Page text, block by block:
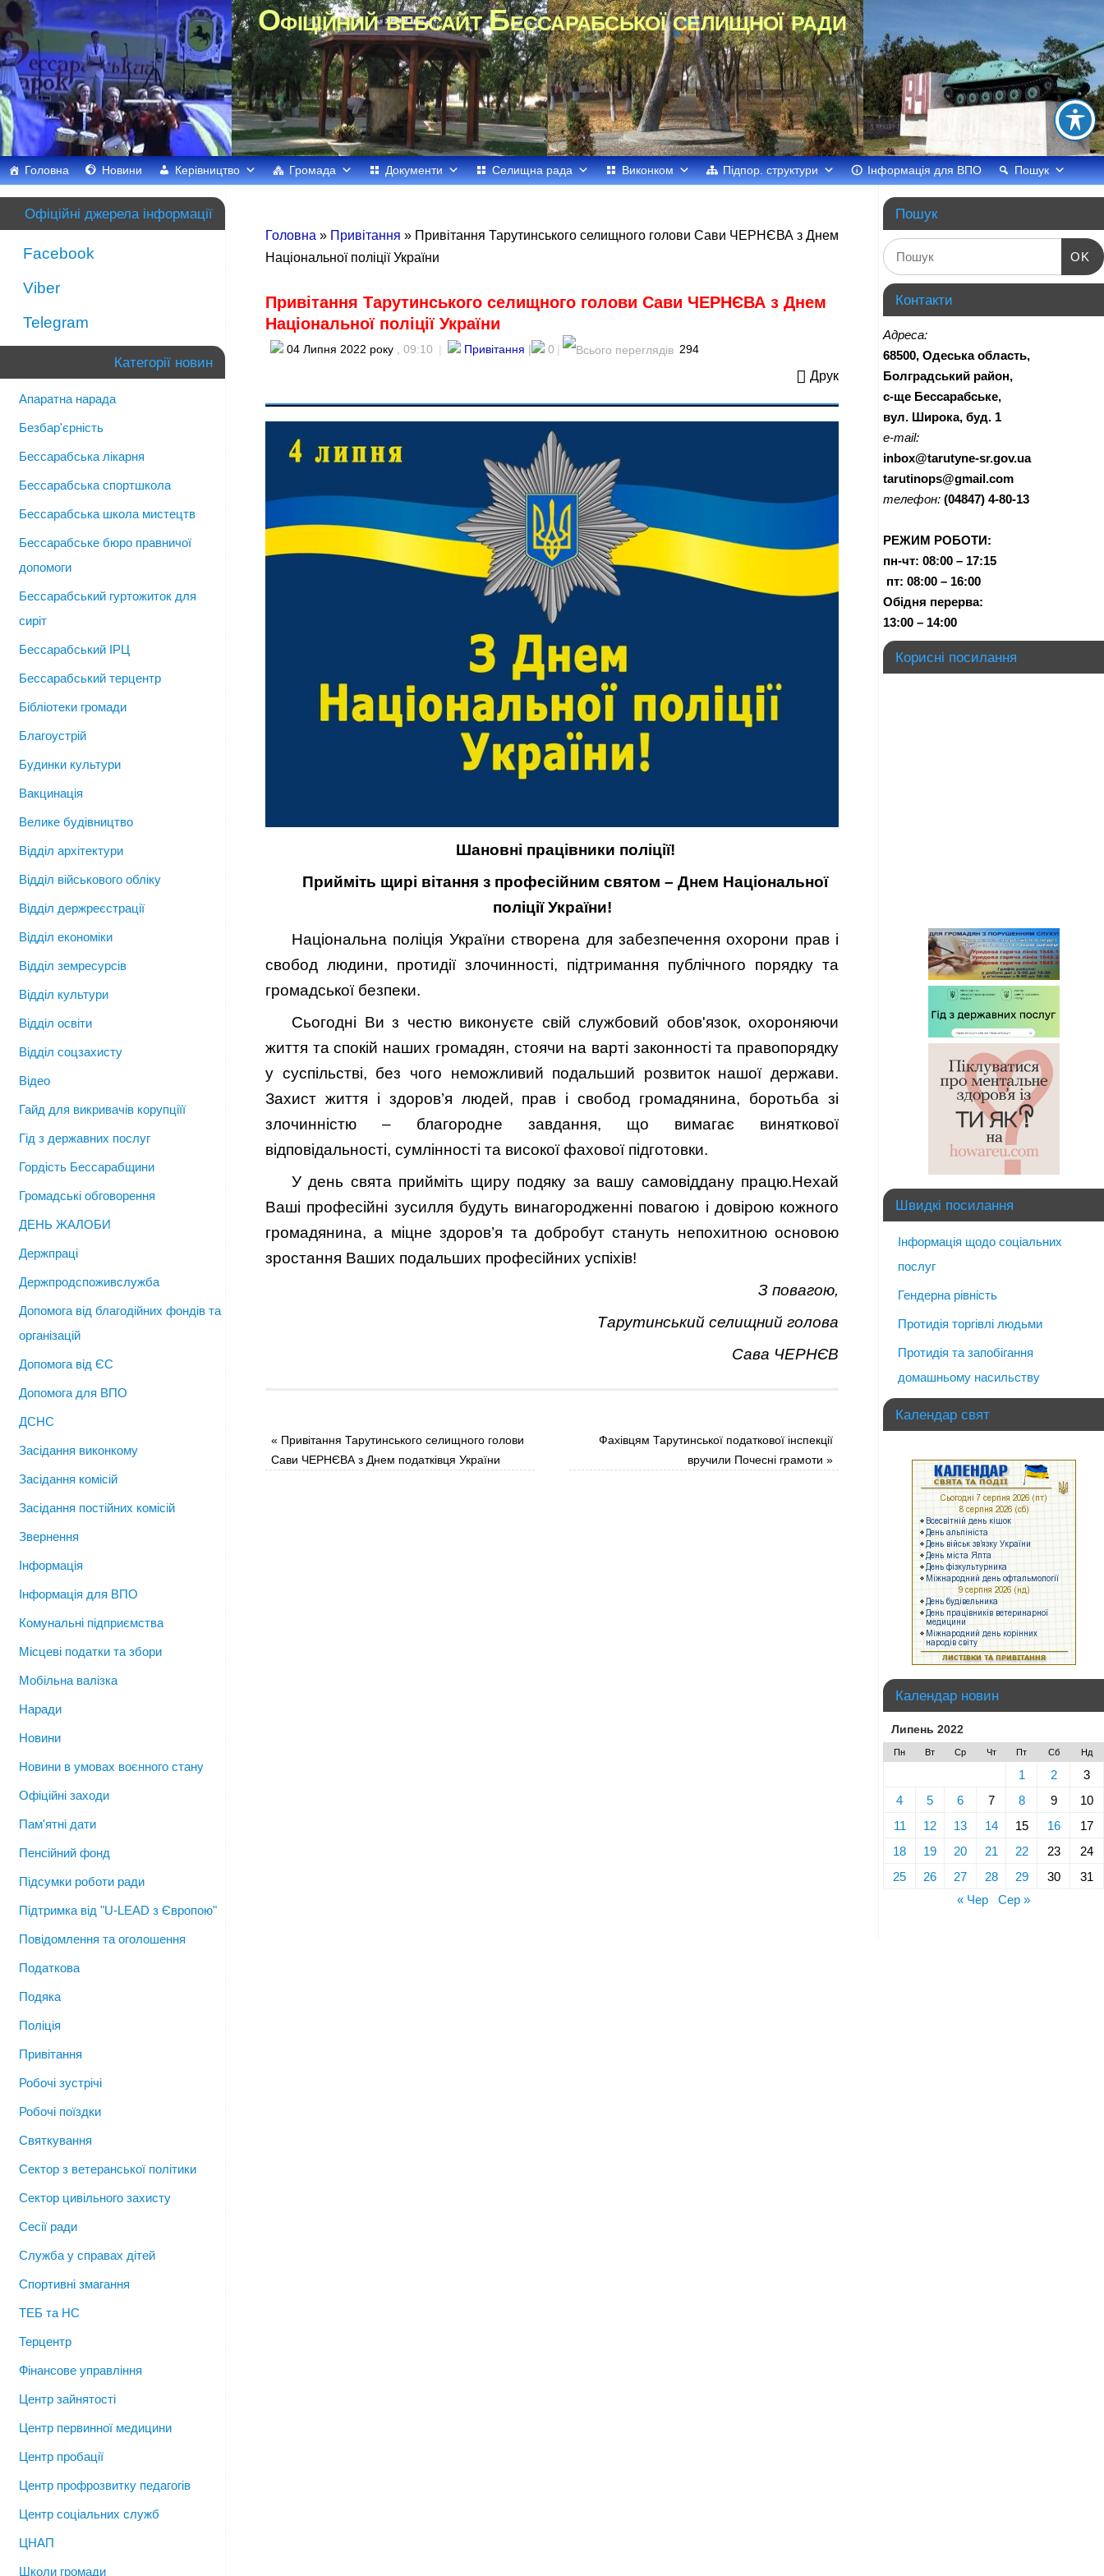
Офіційний вебсайт Бессарабської селищної ради
Головна Новини Керівництво Громада Документи Селищна рада Виконком Підпор. структури Інформація для ВПО Пошук
Головна » Привітання » Привітання Тарутинського селищного голови Сави ЧЕРНЄВА з Днем
Національної поліції України
Привітання Тарутинського селищного голови Сави ЧЕРНЄВА з Днем
Національної поліції України
04 Липня 2022 року , 09:10 | Привітання | 0 | 294
Друк
Шановні працівники поліції!
Прийміть щирі вітання з професійним святом – Днем Національної
поліції України!
Національна поліція України створена для забезпечення охорони прав і
свобод людини, протидії злочинності, підтримання публічного порядку та
громадської безпеки.
Сьогодні Ви з честю виконуєте свій службовий обов'язок, охороняючи
життя та спокій наших громадян, стоячи на варті законності та правопорядку
у суспільстві, без чого неможливий подальший розвиток нашої держави.
Захист життя і здоров’я людей, прав і свобод громадянина, боротьба зі
злочинністю – благородне завдання, що вимагає виняткової
відповідальності, сумлінності та високої фахової підготовки.
У день свята прийміть щиру подяку за вашу самовіддану працю.Нехай
Ваші професійні зусилля будуть винагородженні повагою і довірою кожного
громадянина, а міцне здоров’я та добробут стануть непохитною основою
зростання Ваших подальших професійних успіхів!
З повагою,
Тарутинський селищний голова
Сава ЧЕРНЄВ
« Привітання Тарутинського селищного голови
Сави ЧЕРНЄВА з Днем податківця України
Фахівцям Тарутинської податкової інспекції
вручили Почесні грамоти»
Офіційні джерела інформації
Facebook
Viber
Telegram
Категорії новин
Апаратна нарада
Безбар'єрність
Бессарабська лікарня
Бессарабська спортшкола
Бессарабська школа мистецтв
Бессарабське бюро правничої
допомоги
Бессарабський гуртожиток для
сиріт
Бессарабський ІРЦ
Бессарабський терцентр
Бібліотеки громади
Благоустрій
Будинки культури
Вакцинація
Велике будівництво
Відділ архітектури
Відділ військового обліку
Відділ держреєстрації
Відділ економіки
Відділ земресурсів
Відділ культури
Відділ освіти
Відділ соцзахисту
Відео
Гайд для викривачів корупціїї
Гід з державних послуг
Гордість Бессарабщини
Громадські обговорення
ДЕНЬ ЖАЛОБИ
Держпраці
Держпродспоживслужба
Допомога від благодійних фондів та
організацій
Допомога від ЄС
Допомога для ВПО
ДСНС
Засідання виконкому
Засідання комісій
Засідання постійних комісій
Звернення
Інформація
Інформація для ВПО
Комунальні підприємства
Місцеві податки та збори
Мобільна валізка
Наради
Новини
Новини в умовах воєнного стану
Офіційні заходи
Пам'ятні дати
Пенсійний фонд
Підсумки роботи ради
Підтримка від "U-LEAD з Європою"
Повідомлення та оголошення
Податкова
Подяка
Поліція
Привітання
Робочі зустрічі
Робочі поїздки
Святкування
Сектор з ветеранської політики
Сектор цивільного захисту
Сесії ради
Служба у справах дітей
Спортивні змагання
ТЕБ та НС
Терцентр
Фінансове управління
Центр зайнятості
Центр первинної медицини
Центр пробації
Центр профрозвитку педагогів
Центр соціальних служб
ЦНАП
Школи громади
Пошук
OK
Контакти
Адреса:
68500, Одеська область,
Болградський район,
с-ще Бессарабське,
вул. Широка, буд. 1
e-mail:
inbox@tarutyne-sr.gov.ua
tarutinops@gmail.com
телефон: (04847) 4-80-13
РЕЖИМ РОБОТИ:
пн-чт: 08:00 – 17:15
пт: 08:00 – 16:00
Обідня перерва:
13:00 – 14:00
Корисні посилання
Швидкі посилання
Інформація щодо соціальних
послуг
Гендерна рівність
Протидія торгівлі людьми
Протидія та запобігання
домашньому насильству
Календар свят
Календар новин
Липень 2022
Пн Вт Ср Чт Пт Сб Нд
1 2
3
4
5 6 7 8 9
10
11
12 13 14 15 16
17
18
19 20 21 22 23
24
25
26 27 28 29 30
31
« Чер
Сер »